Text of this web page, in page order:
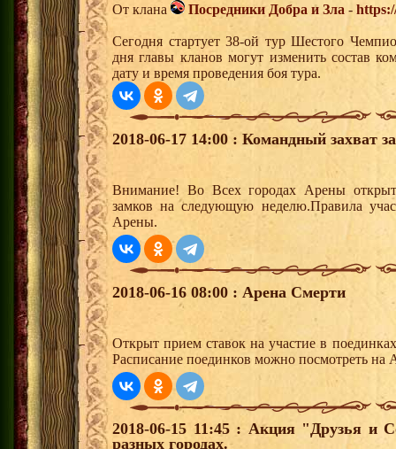
От клана
Посредники Добра и Зла -
Сегодня стартует 38-ой тур Шестого
дня главы кланов могут изменить состав
дату и время проведения боя тура.
2018-06-17 14:00 : Командный захват
Внимание! Во Всех городах Арены
замков на следующую неделю.Правила
Арены.
2018-06-16 08:00 : Арена Смерти
Открыт прием ставок на участие в
Расписание поединков можно посмотреть на
2018-06-15 11:45 : Акция "Друзья и
разных городах.